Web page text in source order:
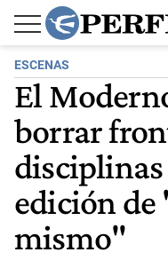
ESCENAS
El
borrar
edición de
mismo"